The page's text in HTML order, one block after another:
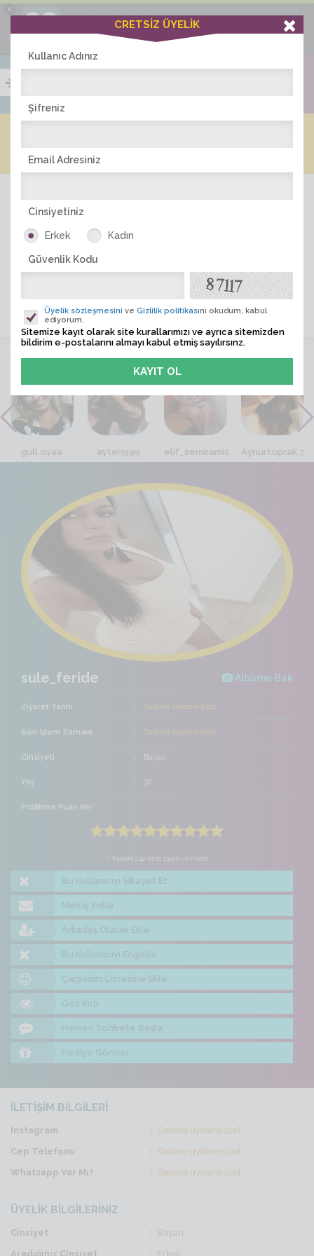
×
Ciddiask Uygulaması
+1 Hafta Gold Üyelik Kazan
Bedava - com.ciddi.ask
İNDİR
ÜYE ARA
VİTRİN
gull oyaa ayten999 elif_semiramis Aynurtoprak.38
sule_feride Albüme Bak
Ziyaret Tarihi Sadece üyelere özel
Son İşlem Zamanı Sadece üyelere özel
Cinsiyeti Bayan
Yaş 32
Profilime Puan Ver
/ Toplam 242 defa puan verilmiş
Bu Kullanıcıyı Şikayet Et
Mesaj Yolla
Arkadaş Olarak Ekle
Bu Kullanıcıyı Engelle
Çarpıldım Listesine Ekle
Göz Kırp
Hemen Sohbete Başla
Hediye Gönder
İLETİŞİM BİLGİLERİ
Instagram
Sadece üyelere özel
Cep Telefonu
Sadece üyelere özel
Whatsapp Var Mı?
Sadece üyelere özel
ÜYELİK BİLGİLERİNİZ
Cinsiyet
Bayan
Aradığınız Cinsiyet
Erkek
CRETSİZ ÜYELİK
Kullanıc Adınız
Şifreniz
Email Adresiniz
Cinsiyetiniz
Erkek Kadın
Güvenlik Kodu
Üyelik sözleşmesini ve Gizlilik politikasını okudum, kabul
ediyorum.
Sitemize kayıt olarak site kurallarımızı ve ayrıca sitemizden
bildirim e-postalarını almayı kabul etmiş sayılırsınz.